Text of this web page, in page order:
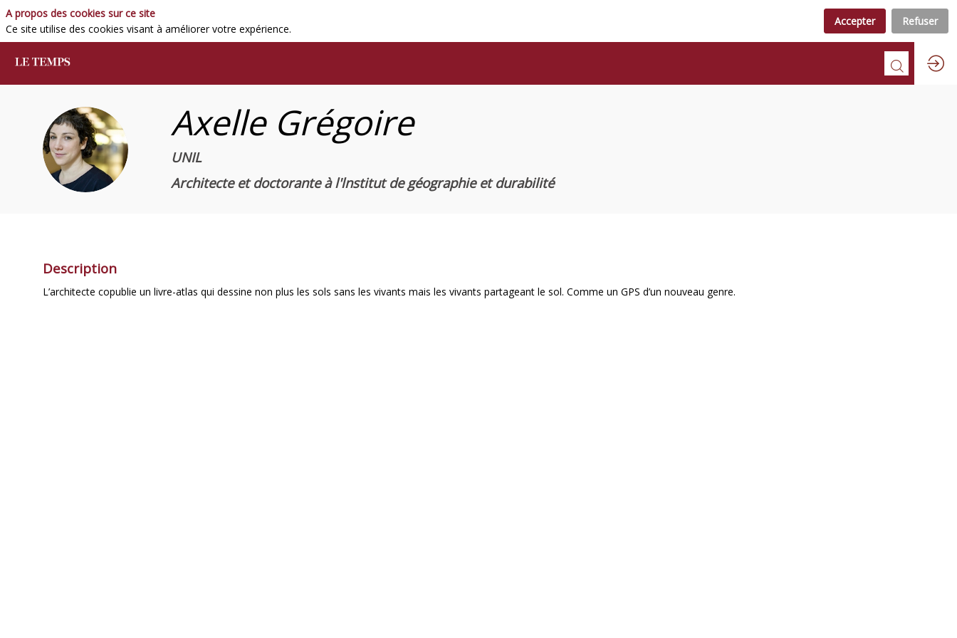
AG
Axelle Grégoire
UNIL
Architecte et doctorante à l'lnstitut de géographie et durabilité
Description
L’architecte copublie un livre-atlas qui dessine non plus les sols sans les vivants mais les vivants partageant le sol. Comme un GPS d’un nouveau genre.
A propos des cookies sur ce site
Ce site utilise des cookies visant à améliorer votre expérience.
Accepter Refuser